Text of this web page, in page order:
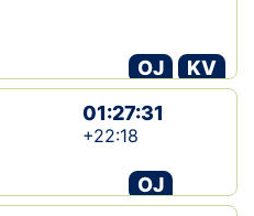
OJ
KV
01:27:31
+22:18
OJ